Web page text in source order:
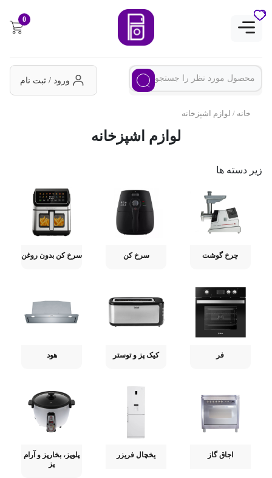
0
ورود / ثبت نام
خانه / لوازم اشپزخانه
لوازم اشپزخانه
زیر دسته ها
چرخ گوشت سرخ کن سرخ کن بدون روغن
فر کیک پز و توستر هود
اجاق گاز یخچال فریزر
پلوپز، بخارپز و آرام
پز